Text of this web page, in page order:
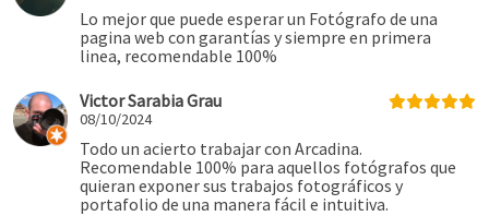
Lo mejor que puede esperar un Fotógrafo de una
pagina web con garantías y siempre en primera
linea, recomendable 100%
Victor Sarabia Grau
08/10/2024
Todo un acierto trabajar con Arcadina.
Recomendable 100% para aquellos fotógrafos que
quieran exponer sus trabajos fotográficos y
portafolio de una manera fácil e intuitiva.